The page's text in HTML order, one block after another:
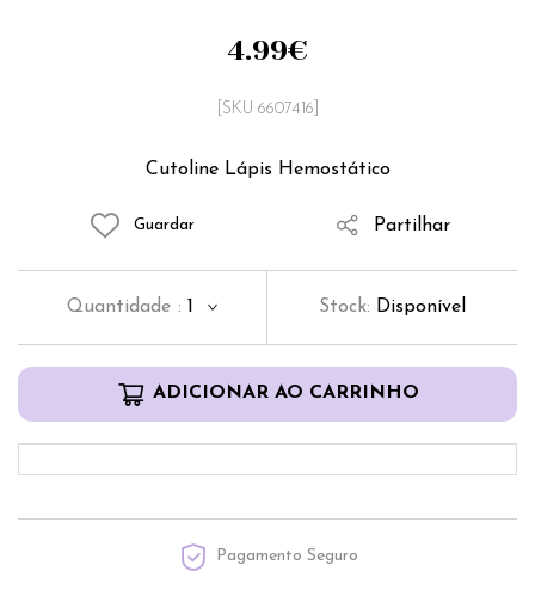
Cutoline Lápis Hemostático
[SKU 6607416]
4.99€
Guardar Partilhar
Quantidade : 1 Stock: Disponível
ADICIONAR AO CARRINHO
Pagamento Seguro